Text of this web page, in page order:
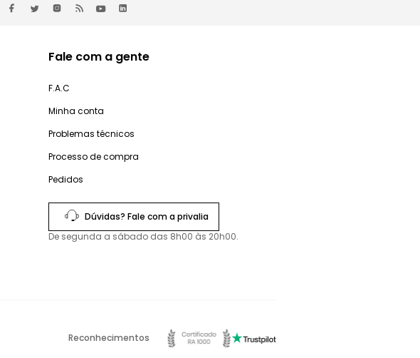
Fale com a gente
F.A.C
Minha conta
Problemas técnicos
Processo de compra
Pedidos
Dúvidas? Fale com a privalia
De segunda a sábado das 8h00 às 20h00.
Reconhecimentos